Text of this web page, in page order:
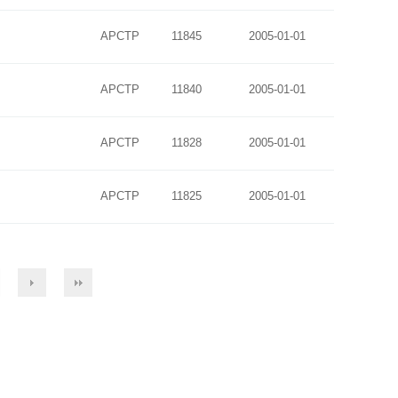
APCTP 11845 2005-01-01
APCTP 11840 2005-01-01
APCTP 11828 2005-01-01
APCTP 11825 2005-01-01